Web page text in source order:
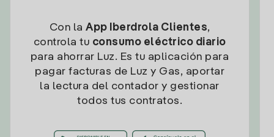
Con la App Iberdrola Clientes,
controla tu consumo eléctrico diario
para ahorrar Luz. Es tu aplicación para
pagar facturas de Luz y Gas, aportar
la lectura del contador y gestionar
todos tus contratos.